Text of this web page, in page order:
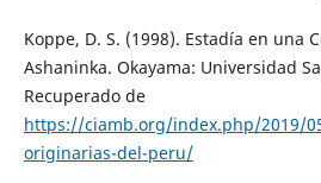
Koppe, D. S. (1998). Estadía en una
Ashaninka. Okayama: Universidad
Recuperado de
https://ciamb.org/index.php/2019/
originarias-del-peru/